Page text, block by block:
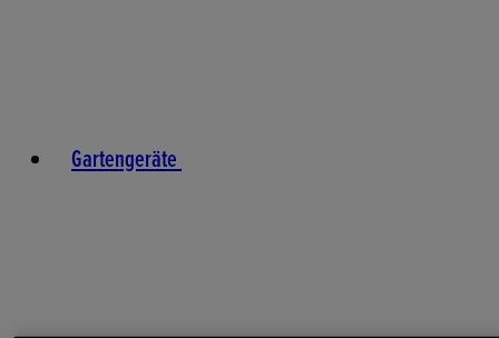
Gartengeräte